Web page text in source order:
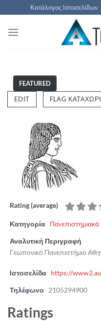
Μετάβαση
στο
περιεχόμενο
Κατάλογος Ιστοσελίδων
FEATURED
EDIT FLAG
Rating (average)
Κατηγορία
Αναλυτική Περιγραφή
Γεωπονικό Πανεπιστήμιο
Ιστοσελίδα https://
Τηλέφωνο 2105294900
Ratings